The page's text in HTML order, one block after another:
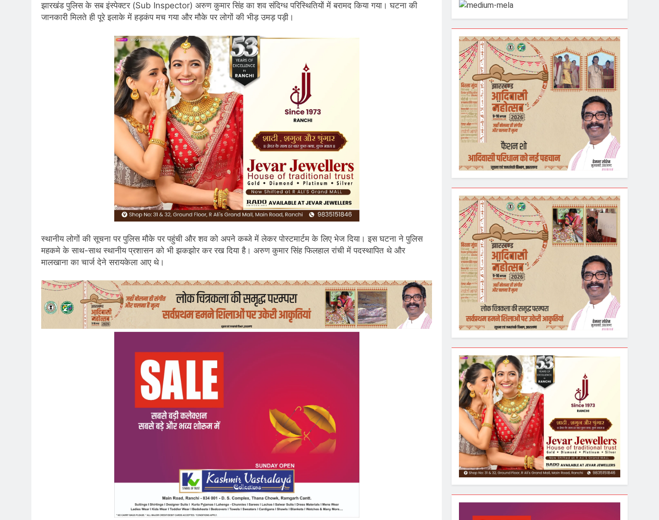
झारखंड पुलिस के सब इंस्पेक्टर (Sub Inspector) अरुण कुमार सिंह का शव संदिग्ध परिस्थितियों में बरामद किया गया। घटना की
जानकारी मिलते ही पूरे इलाके में हड़कंप मच गया और मौके पर लोगों की भीड़ उमड़ पड़ी।
स्थानीय लोगों की सूचना पर पुलिस मौके पर पहुंची और शव को अपने कब्जे में लेकर पोस्टमार्टम के लिए भेज दिया। इस घटना ने पुलिस
महकमे के साथ-साथ स्थानीय प्रशासन को भी झकझोर कर रख दिया है। अरुण कुमार सिंह फिलहाल रांची में पदस्थापित थे और
मालखाना का चार्ज देने सरायकेला आए थे।